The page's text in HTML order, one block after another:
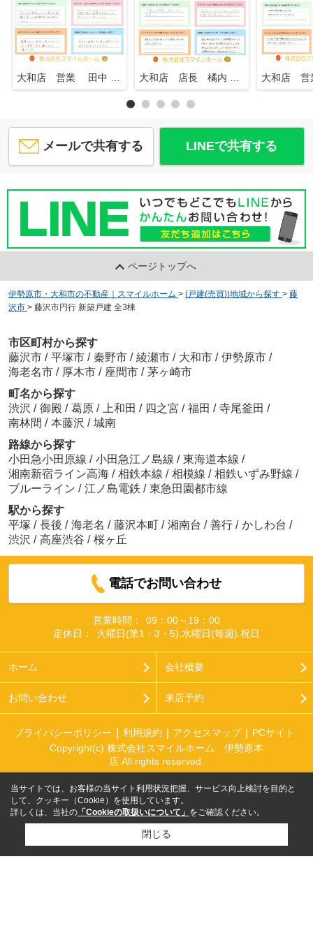
メールで共有する LINEで共有する
ページトップへ
伊勢原市・大和市の不動産｜スマイルホーム > (戸建(売買))地域から探す > 藤
沢市 > 藤沢市円行 新築戸建 全3棟
市区町村から探す
藤沢市 / 平塚市 / 秦野市 / 綾瀬市 / 大和市 / 伊勢原市 /
海老名市 / 厚木市 / 座間市 / 茅ヶ崎市
町名から探す
渋沢 / 御殿 / 葛原 / 上和田 / 四之宮 / 福田 / 寺尾釜田 /
南林間 / 本藤沢 / 城南
路線から探す
小田急小田原線 / 小田急江ノ島線 / 東海道本線 /
湘南新宿ライン高海 / 相鉄本線 / 相模線 / 相鉄いずみ野線 /
ブルーライン / 江ノ島電鉄 / 東急田園都市線
駅から探す
平塚 / 長後 / 海老名 / 藤沢本町 / 湘南台 / 善行 / かしわ台 /
渋沢 / 高座渋谷 / 桜ヶ丘
電話でお問い合わせ
営業時間：
09：00～19：00
定休日：
火曜日(第1・3・5).水曜日(毎週).祝日
ホーム 会社概要
お問い合わせ 来店予約
プライバシーポリシー 利用規約 アクセスマップ
PCサイト
Copyright(c) 株式会社スマイルホーム 伊勢原本
店 All rights reserved.
当サイトでは、お客様の当サイト利用状況把握、サービス向上検討を目的と
して、クッキー（Cookie）を使用しています。
詳しくは、当社の 「Cookieの取扱いについて」 をご確認ください。
閉じる